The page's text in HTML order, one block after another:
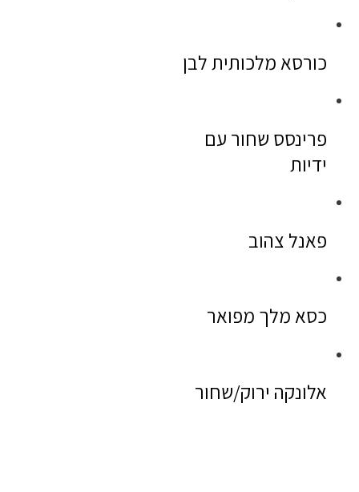
כורסא מלכותית לבן
פרינסס שחור עם
ידיות
פאנל צהוב
כסא מלך מפואר
אלונקה ירוק/שחור